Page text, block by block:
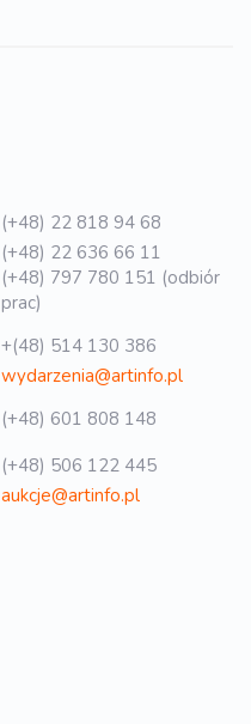
(+48) 22 818 94 68
(+48) 22 636 66 11
(+48) 797 780 151 (odbiór
prac)
+(48) 514 130 386
wydarzenia@artinfo.pl
(+48) 601 808 148
(+48) 506 122 445
aukcje@artinfo.pl